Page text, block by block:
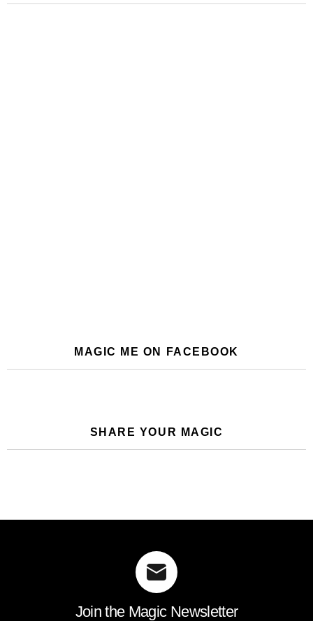
MAGIC ME ON FACEBOOK
SHARE YOUR MAGIC
Join the Magic Newsletter